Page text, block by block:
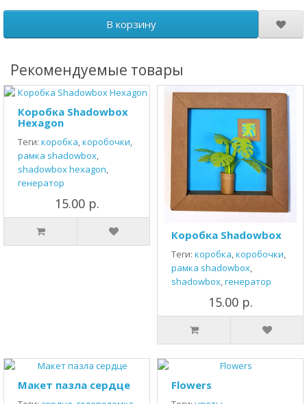
В корзину
Рекомендуемые товары
Коробка Shadowbox
Hexagon
Теги: коробка,коробочки,
рамка shadowbox,
shadowbox hexagon,
генератор
15.00 р.
Коробка Shadowbox
Теги: коробка,коробочки,
рамка shadowbox,
shadowbox,генератор
15.00 р.
Макет пазла сердце Flowers